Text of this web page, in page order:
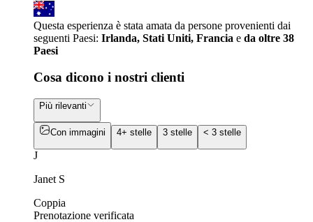
Questa esperienza è stata amata da persone provenienti dai
seguenti Paesi: Irlanda, Stati Uniti, Francia e da oltre 38
Paesi
Cosa dicono i nostri clienti
Più rilevanti
Con immagini 4+ stelle 3 stelle < 3 stelle
J
Janet S
Coppia
Prenotazione verificata